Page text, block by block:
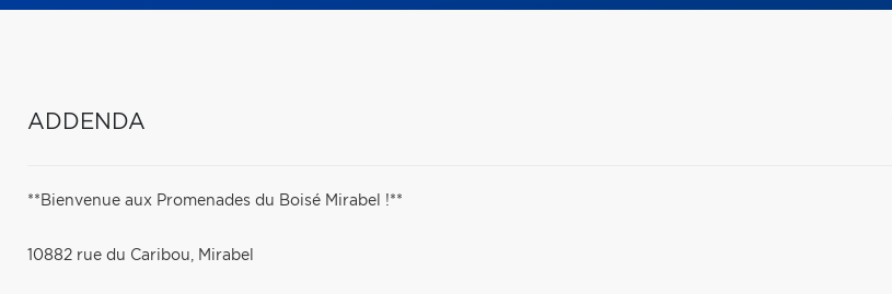
ADDENDA
**Bienvenue aux Promenades du Boisé Mirabel !**
10882 rue du Caribou, Mirabel